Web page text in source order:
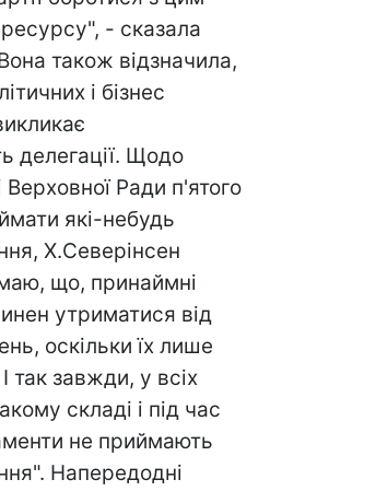
- сказала
також відзначила,
і бізнес
делегації. Щодо
Ради п'ятого
які-небудь
Х.Северінсен
що, принаймні
утриматися від
оскільки їх лише
так завжди, у всіх
складі і під час
не приймають
Напередодні